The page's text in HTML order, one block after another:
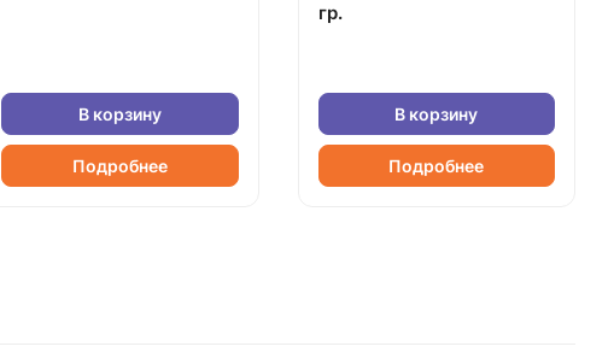
В корзину
Подробнее
гр.
В корзину
Подробнее